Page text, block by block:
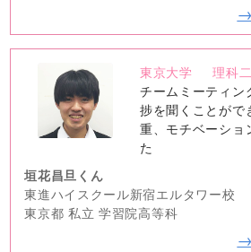
no
image
東京大学
理科
チームミーティン
捗を聞くことがで
重、モチベーショ
た
垣花昌旦くん
東進ハイスクール新宿エルタワー校
東京都 私立 学習院高等科